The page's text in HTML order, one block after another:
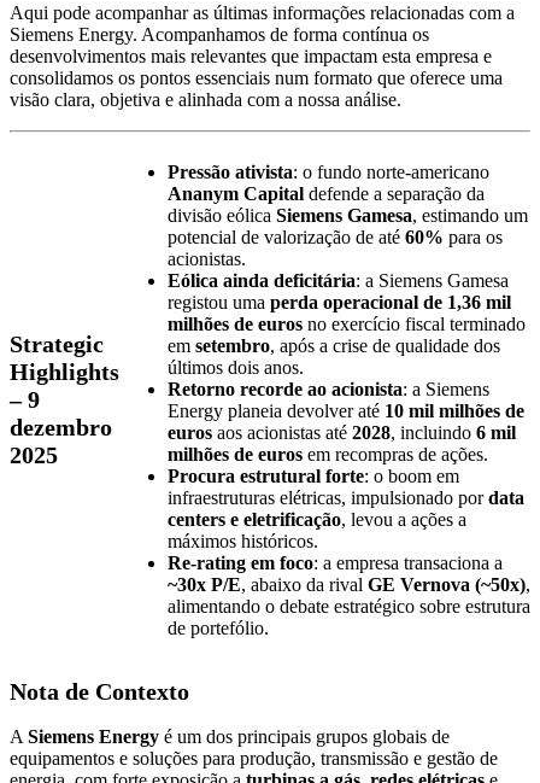
Aqui pode acompanhar as últimas informações relacionadas com a
Siemens Energy. Acompanhamos de forma contínua os
desenvolvimentos mais relevantes que impactam esta empresa e
consolidamos os pontos essenciais num formato que oferece uma
visão clara, objetiva e alinhada com a nossa análise.
Strategic
Highlights
– 9
dezembro
2025
Pressão ativista: o fundo norte-americano
Ananym Capital defende a separação da
divisão eólica Siemens Gamesa, estimando um
potencial de valorização de até 60% para os
acionistas.
Eólica ainda deficitária: a Siemens Gamesa
registou uma perda operacional de 1,36 mil
milhões de euros no exercício fiscal terminado
em setembro, após a crise de qualidade dos
últimos dois anos.
Retorno recorde ao acionista: a Siemens
Energy planeia devolver até 10 mil milhões de
euros aos acionistas até 2028, incluindo 6 mil
milhões de euros em recompras de ações.
Procura estrutural forte: o boom em
infraestruturas elétricas, impulsionado pordata
centers e eletrificação, levou a ações a
máximos históricos.
Re-rating em foco: a empresa transaciona a
~30x P/E, abaixo da rival GE Vernova (~50x),
alimentando o debate estratégico sobre estrutura
de portefólio.
Nota de Contexto
A Siemens Energy é um dos principais grupos globais de
equipamentos e soluções para produção, transmissão e gestão de